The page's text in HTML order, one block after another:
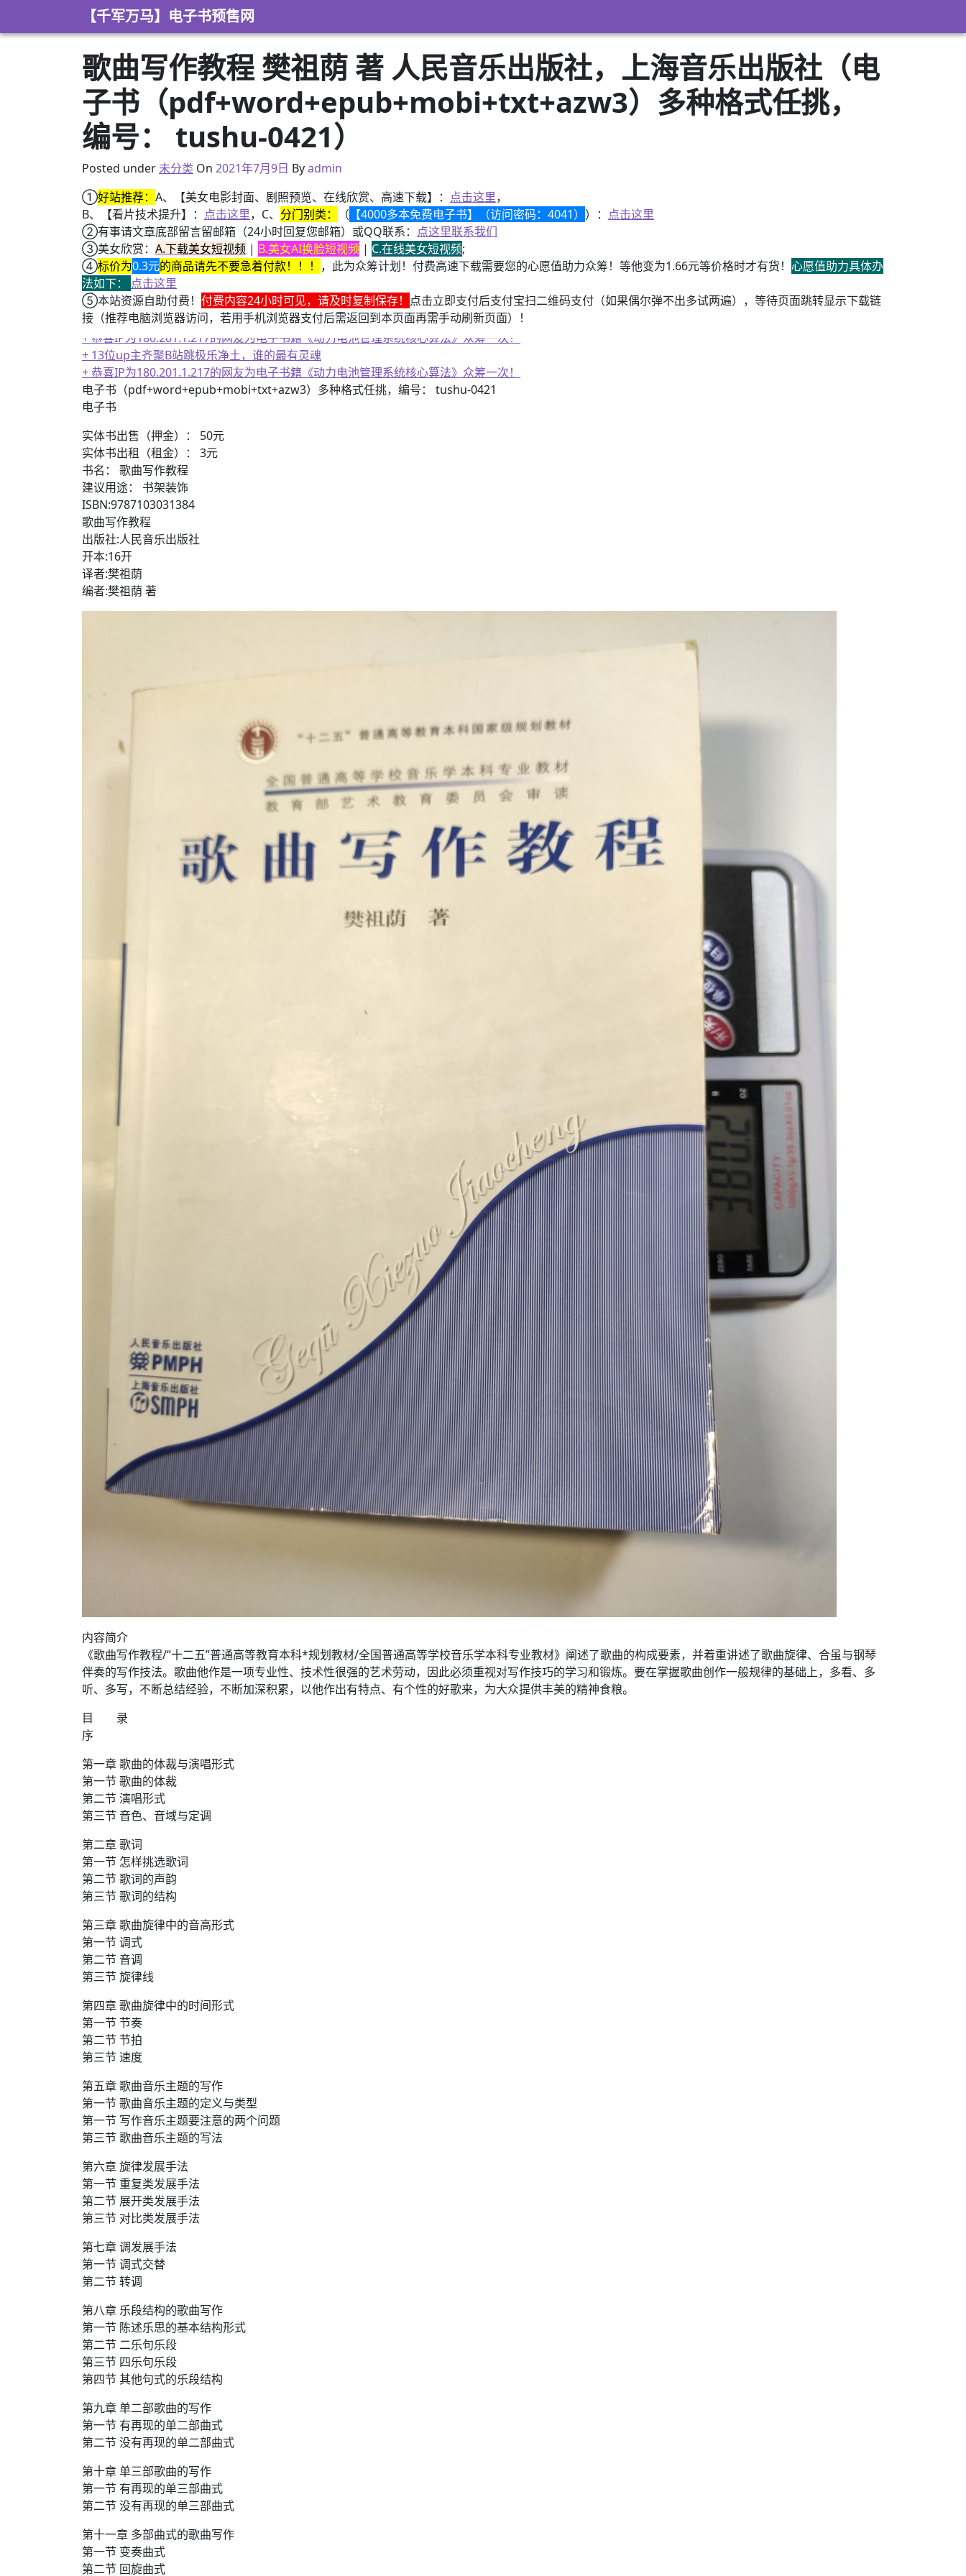
【千军万马】电子书预售网
歌曲写作教程 樊祖荫 著 人民音乐出版社，上海音乐出版社（电
子书（pdf+word+epub+mobi+txt+azw3）多种格式任挑，
编号： tushu-0421）
Posted under未分类 On 2021年3月8日
2021年7月9日 Byadmin
①好站推荐： A、【美女电影封面、剧照预览、在线欣赏、高速下载】： 点击这里，
B、【看片技术提升】： 点击这里，C、 分门别类： （ 【4000多本免费电子书】（访问密码：4041） ）： 点击这里
②有事请文章底部留言留邮箱（24小时回复您邮箱）或QQ联系： 点这里联系我们
③美女欣赏： A.下载美女短视频 | B.美女AI换脸短视频 | C.在线美女短视频;
④标价为0.3元的商品请先不要急着付款！！！ ，此为众筹计划！付费高速下载需要您的心愿值助力众筹！等他变为1.66元等价格时才有货！ 心愿值助力具体办
法如下： 点击这里
⑤本站资源自助付费！ 付费内容24小时可见，请及时复制保存！ 点击立即支付后支付宝扫二维码支付（如果偶尔弹不出多试两遍），等待页面跳转显示下载链
接（推荐电脑浏览器访问，若用手机浏览器支付后需返回到本页面再需手动刷新页面）！
+ 恭喜IP为180.201.1.217的网友为电子书籍《动力电池管理系统核心算法》众筹一次！
+ 13位up主齐聚B站跳极乐净土，谁的最有灵魂
+ 恭喜IP为180.201.1.217的网友为电子书籍《动力电池管理系统核心算法》众筹一次！
电子书（pdf+word+epub+mobi+txt+azw3）多种格式任挑，编号： tushu-0421
电子书
实体书出售（押金）： 50元
实体书出租（租金）： 3元
书名： 歌曲写作教程
建议用途： 书架装饰
ISBN:9787103031384
歌曲写作教程
出版社:人民音乐出版社
开本:16开
译者:樊祖荫
编者:樊祖荫 著
内容简介
《歌曲写作教程/“十二五”普通高等教育本科*规划教材/全国普通高等学校音乐学本科专业教材》阐述了歌曲的构成要素，并着重讲述了歌曲旋律、合虽与钢琴
伴奏的写作技法。歌曲他作是一项专业性、技术性很强的艺术劳动，因此必须重视对写作技巧的学习和锻炼。要在掌握歌曲创作一般规律的基础上，多看、多
听、多写，不断总结经验，不断加深积累，以他作出有特点、有个性的好歌来，为大众提供丰美的精神食粮。
目 录
序
第一章 歌曲的体裁与演唱形式
第一节 歌曲的体裁
第二节 演唱形式
第三节 音色、音域与定调
第二章 歌词
第一节 怎样挑选歌词
第二节 歌词的声韵
第三节 歌词的结构
第三章 歌曲旋律中的音高形式
第一节 调式
第二节 音调
第三节 旋律线
第四章 歌曲旋律中的时间形式
第一节 节奏
第二节 节拍
第三节 速度
第五章 歌曲音乐主题的写作
第一节 歌曲音乐主题的定义与类型
第一节 写作音乐主题要注意的两个问题
第三节 歌曲音乐主题的写法
第六章 旋律发展手法
第一节 重复类发展手法
第二节 展开类发展手法
第三节 对比类发展手法
第七章 调发展手法
第一节 调式交替
第二节 转调
第八章 乐段结构的歌曲写作
第一节 陈述乐思的基本结构形式
第二节 二乐句乐段
第三节 四乐句乐段
第四节 其他句式的乐段结构
第九章 单二部歌曲的写作
第一节 有再现的单二部曲式
第二节 没有再现的单二部曲式
第十章 单三部歌曲的写作
第一节 有再现的单三部曲式
第二节 没有再现的单三部曲式
第十一章 多部曲式的歌曲写作
第一节 变奏曲式
第二节 回旋曲式